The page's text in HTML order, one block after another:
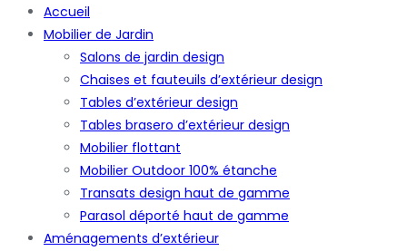
Accueil
Mobilier de Jardin
Salons de jardin design
Chaises et fauteuils d’extérieur design
Tables d’extérieur design
Tables brasero d’extérieur design
Mobilier flottant
Mobilier Outdoor 100% étanche
Transats design haut de gamme
Parasol déporté haut de gamme
Aménagements d’extérieur